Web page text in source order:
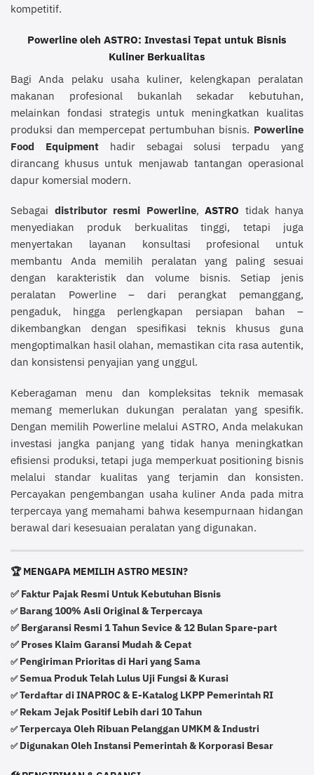
kompetitif.
Powerline oleh ASTRO: Investasi Tepat untuk Bisnis
Kuliner Berkualitas
Bagi Anda pelaku usaha kuliner, kelengkapan peralatan
makanan profesional bukanlah sekadar kebutuhan,
melainkan fondasi strategis untuk meningkatkan kualitas
produksi dan mempercepat pertumbuhan bisnis. Powerline
Food Equipmenthadir sebagai solusi terpadu yang
dirancang khusus untuk menjawab tantangan operasional
dapur komersial modern.
Sebagai distributor resmi Powerline, ASTRO tidak hanya
menyediakan produk berkualitas tinggi, tetapi juga
menyertakan layanan konsultasi profesional untuk
membantu Anda memilih peralatan yang paling sesuai
dengan karakteristik dan volume bisnis. Setiap jenis
peralatan Powerline – dari perangkat pemanggang,
pengaduk, hingga perlengkapan persiapan bahan –
dikembangkan dengan spesifikasi teknis khusus guna
mengoptimalkan hasil olahan, memastikan cita rasa autentik,
dan konsistensi penyajian yang unggul.
Keberagaman menu dan kompleksitas teknik memasak
memang memerlukan dukungan peralatan yang spesifik.
Dengan memilih Powerline melalui ASTRO, Anda melakukan
investasi jangka panjang yang tidak hanya meningkatkan
efisiensi produksi, tetapi juga memperkuat positioning bisnis
melalui standar kualitas yang terjamin dan konsisten.
Percayakan pengembangan usaha kuliner Anda pada mitra
terpercaya yang memahami bahwa kesempurnaan hidangan
berawal dari kesesuaian peralatan yang digunakan.
🏆 MENGAPA MEMILIH ASTRO MESIN?
✅ Faktur Pajak Resmi Untuk Kebutuhan Bisnis
✅Barang 100% Asli Original & Terpercaya
✅ Bergaransi Resmi 1 Tahun Sevice & 12 Bulan Spare-part
✅ Proses Klaim Garansi Mudah & Cepat
✅Pengiriman Prioritas di Hari yang Sama
✅Semua Produk Telah Lulus Uji Fungsi & Kurasi
✅Terdaftar di INAPROC & E-Katalog LKPP Pemerintah RI
✅Rekam Jejak Positif Lebih dari 10 Tahun
✅Terpercaya Oleh Ribuan Pelanggan UMKM & Industri
✅Digunakan Oleh Instansi Pemerintah & Korporasi Besar